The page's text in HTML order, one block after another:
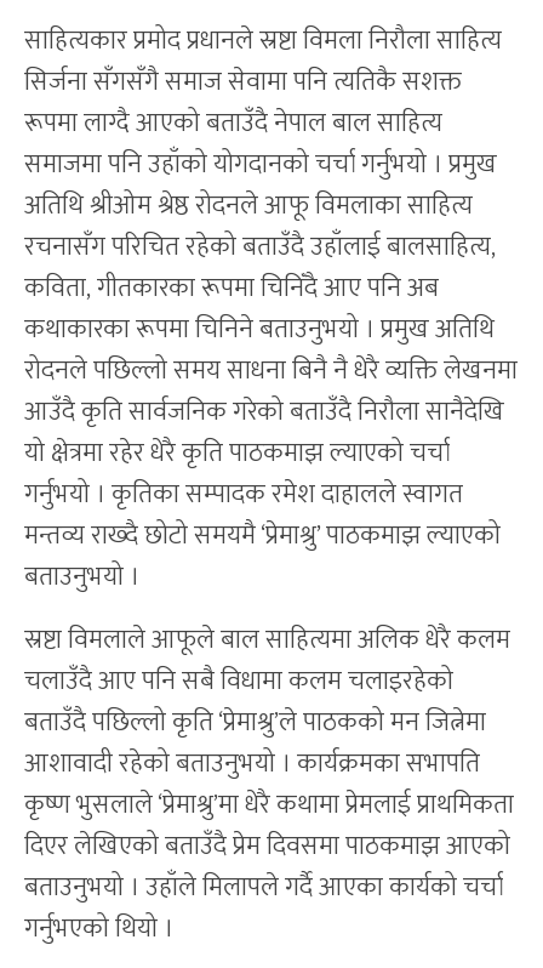
साहित्यकार प्रमोद प्रधानले स्रष्टा विमला निरौला साहित्य
सिर्जना सँगसँगै समाज सेवामा पनि त्यतिकै सशक्त
रूपमा लाग्दै आएको बताउँदै नेपाल बाल साहित्य
समाजमा पनि उहाँको योगदानको चर्चा गर्नुभयो । प्रमुख
अतिथि श्रीओम श्रेष्ठ रोदनले आफू विमलाका साहित्य
रचनासँग परिचित रहेको बताउँदै उहाँलाई बालसाहित्य,
कविता, गीतकारका रूपमा चिनिँदै आए पनि अब
कथाकारका रूपमा चिनिने बताउनुभयो । प्रमुख अतिथि
रोदनले पछिल्लो समय साधना बिनै नै धेरै व्यक्ति लेखनमा
आउँदै कृति सार्वजनिक गरेको बताउँदै निरौला सानैदेखि
यो क्षेत्रमा रहेर धेरै कृति पाठकमाझ ल्याएको चर्चा
गर्नुभयो । कृतिका सम्पादक रमेश दाहालले स्वागत
मन्तव्य राख्दै छोटो समयमै ‘प्रेमाश्रु’ पाठकमाझ ल्याएको
बताउनुभयो ।
स्रष्टा विमलाले आफूले बाल साहित्यमा अलिक धेरै कलम
चलाउँदै आए पनि सबै विधामा कलम चलाइरहेको
बताउँदै पछिल्लो कृति ‘प्रेमाश्रु’ले पाठकको मन जित्नेमा
आशावादी रहेको बताउनुभयो । कार्यक्रमका सभापति
कृष्ण भुसलाले ‘प्रेमाश्रु’मा धेरै कथामा प्रेमलाई प्राथमिकता
दिएर लेखिएको बताउँदै प्रेम दिवसमा पाठकमाझ आएको
बताउनुभयो । उहाँले मिलापले गर्दै आएका कार्यको चर्चा
गर्नुभएको थियो ।